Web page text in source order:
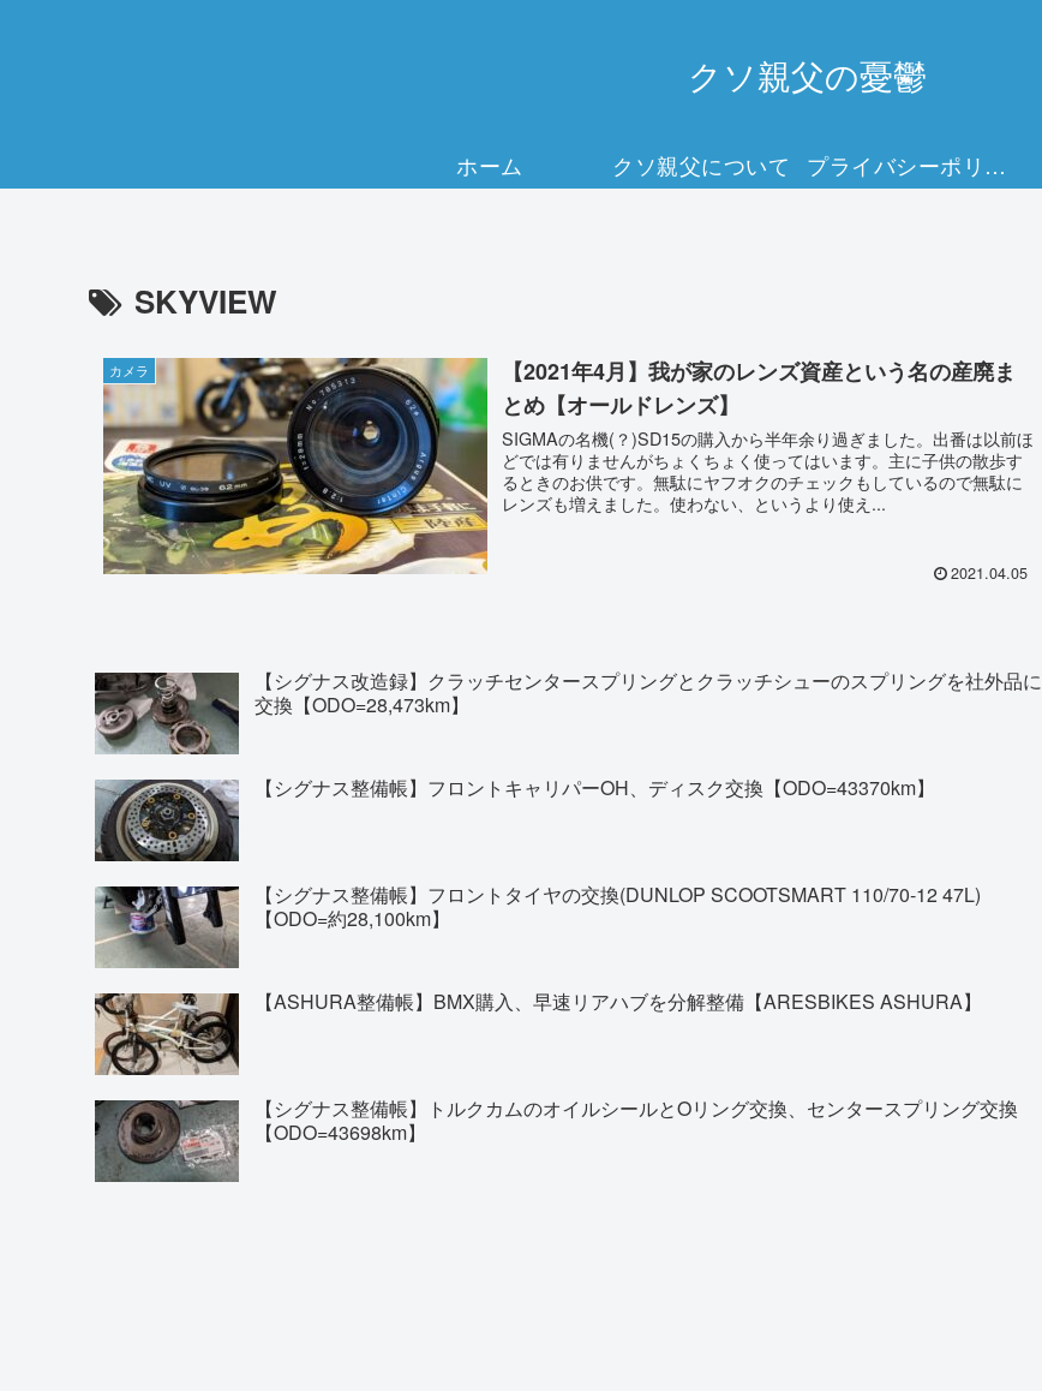
クソ親父の憂鬱
ホーム クソ親父について プライバシーポリシー
SKYVIEW
カメラ
【2021年4月】我が家のレンズ資産という名の産廃ま
とめ【オールドレンズ】
SIGMAの名機(？)SD15の購入から半年余り過ぎました。出番は以前ほ
どでは有りませんがちょくちょく使ってはいます。主に子供の散歩す
るときのお供です。無駄にヤフオクのチェックもしているので無駄に
レンズも増えました。使わない、というより使え...
2021.04.05
【シグナス改造録】クラッチセンタースプリングとクラッチシューのスプリングを社外品に
交換【ODO=28,473km】
【シグナス整備帳】フロントキャリパーOH、ディスク交換【ODO=43370km】
【シグナス整備帳】フロントタイヤの交換(DUNLOP SCOOTSMART 110/70-12 47L)
【ODO=約28,100km】
【ASHURA整備帳】BMX購入、早速リアハブを分解整備【ARESBIKES ASHURA】
【シグナス整備帳】トルクカムのオイルシールとOリング交換、センタースプリング交換
【ODO=43698km】